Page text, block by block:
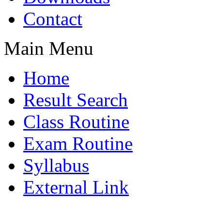
Contact
Main Menu
Home
Result Search
Class Routine
Exam Routine
Syllabus
External Link